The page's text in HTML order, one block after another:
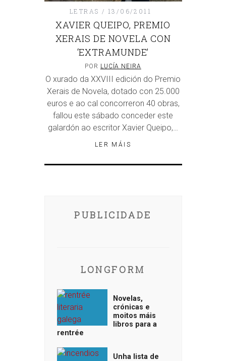
LETRAS 13/06/2011
XAVIER QUEIPO, PREMIO
XERAIS DE NOVELA CON
‘EXTRAMUNDE’
POR LUCÍA NEIRA
O xurado da XXVIII edición do Premio
Xerais de Novela, dotado con 25.000
euros e ao cal concorreron 40 obras,
fallou este sábado conceder este
galardón ao escritor Xavier Queipo,…
LER MÁIS
PUBLICIDADE
LONGFORM
Novelas,
crónicas e
moitos máis
libros para a
rentrée
Unha lista de